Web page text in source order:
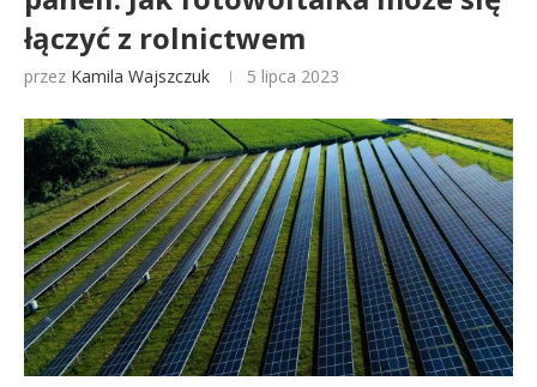
łączyć z rolnictwem
przez Kamila Wajszczuk 5 lipca 2023